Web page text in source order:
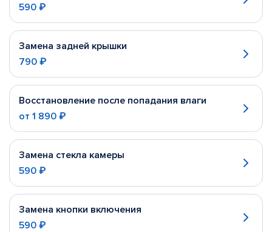
590 ₽
Замена задней крышки
790 ₽
Восстановление после попадания влаги
от 1 890 ₽
Замена стекла камеры
590 ₽
Замена кнопки включения
590 ₽